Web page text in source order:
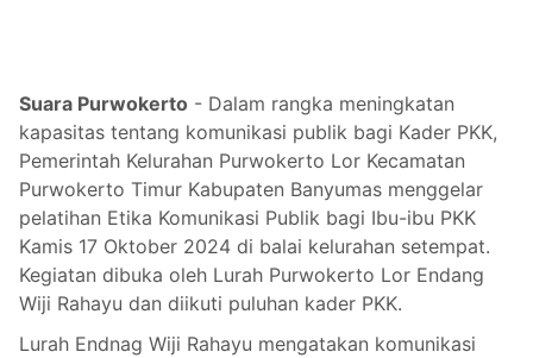
Suara Purwokerto - Dalam rangka meningkatan
kapasitas tentang komunikasi publik bagi Kader PKK,
Pemerintah Kelurahan Purwokerto Lor Kecamatan
Purwokerto Timur Kabupaten Banyumas menggelar
pelatihan Etika Komunikasi Publik bagi Ibu-ibu PKK
Kamis 17 Oktober 2024 di balai kelurahan setempat.
Kegiatan dibuka oleh Lurah Purwokerto Lor Endang
Wiji Rahayu dan diikuti puluhan kader PKK.
Lurah Endnag Wiji Rahayu mengatakan komunikasi